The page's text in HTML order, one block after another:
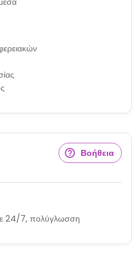
Βοήθεια
24/7, πολύγλωσση